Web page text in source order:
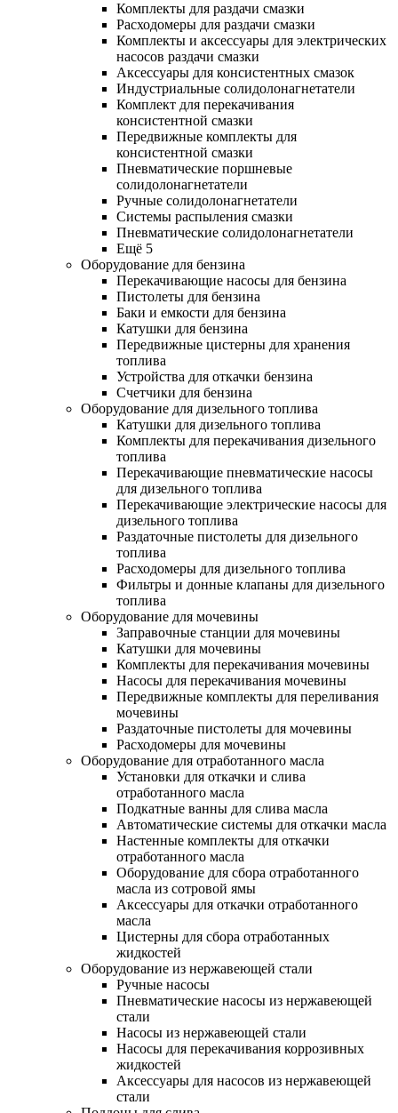
Комплекты для раздачи смазки
Расходомеры для раздачи смазки
Комплекты и аксессуары для электрических
насосов раздачи смазки
Аксессуары для консистентных смазок
Индустриальные солидолонагнетатели
Комплект для перекачивания
консистентной смазки
Передвижные комплекты для
консистентной смазки
Пневматические поршневые
солидолонагнетатели
Ручные солидолонагнетатели
Системы распыления смазки
Пневматические солидолонагнетатели
Ещё 5
Оборудование для бензина
Перекачивающие насосы для бензина
Пистолеты для бензина
Баки и емкости для бензина
Катушки для бензина
Передвижные цистерны для хранения
топлива
Устройства для откачки бензина
Счетчики для бензина
Оборудование для дизельного топлива
Катушки для дизельного топлива
Комплекты для перекачивания дизельного
топлива
Перекачивающие пневматические насосы
для дизельного топлива
Перекачивающие электрические насосы для
дизельного топлива
Раздаточные пистолеты для дизельного
топлива
Расходомеры для дизельного топлива
Фильтры и донные клапаны для дизельного
топлива
Оборудование для мочевины
Заправочные станции для мочевины
Катушки для мочевины
Комплекты для перекачивания мочевины
Насосы для перекачивания мочевины
Передвижные комплекты для переливания
мочевины
Раздаточные пистолеты для мочевины
Расходомеры для мочевины
Оборудование для отработанного масла
Установки для откачки и слива
отработанного масла
Подкатные ванны для слива масла
Автоматические системы для откачки масла
Настенные комплекты для откачки
отработанного масла
Оборудование для сбора отработанного
масла из сотровой ямы
Аксессуары для откачки отработанного
масла
Цистерны для сбора отработанных
жидкостей
Оборудование из нержавеющей стали
Ручные насосы
Пневматические насосы из нержавеющей
стали
Насосы из нержавеющей стали
Насосы для перекачивания коррозивных
жидкостей
Аксессуары для насосов из нержавеющей
стали